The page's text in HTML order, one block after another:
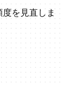
を見直しま